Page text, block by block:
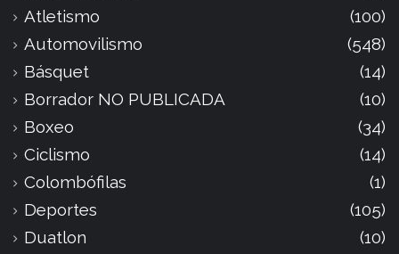
Atletismo
(100)
Automovilismo
(548)
Básquet
(14)
Borrador NO PUBLICADA
(10)
Boxeo
(34)
Ciclismo
(14)
Colombófilas
(1)
Deportes
(105)
Duatlon
(10)